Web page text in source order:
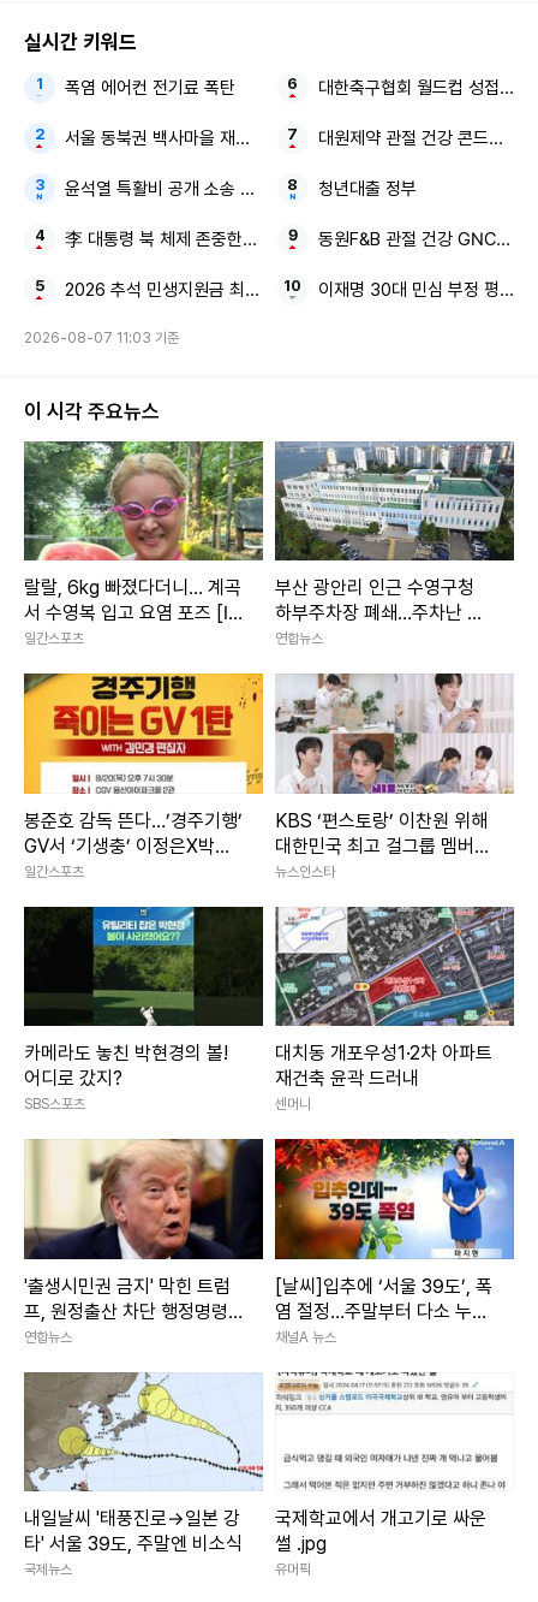
실시간 키워드
폭염 에어컨 전기료 폭탄
서울 동북권 백사마을 재개발 대단지 브랜드 아파트
윤석열 특활비 공개 소송 대법 대통령실
李 대통령 북 체제 존중한다 상대 국호 '조선'
2026 추석 민생지원금 최대 50만원 4차 지급일
대한축구협회 월드컵 성접대
대원제약 관절 건강 콘드로이
청년대출 정부
동원F&B 관절 건강 GNC 관절
이재명 30대 민심 부정 평가
2026-08-07 11:03 기준
이 시각 주요뉴스
랄랄, 6kg 빠졌다더니… 계곡
서 수영복 입고 요염 포즈 [IS
하이컷]
일간스포츠
부산 광안리 인근 수영구청
하부주차장 폐쇄…주차난 우
려
연합뉴스
봉준호 감독 뜬다…’경주기행’
GV서 ‘기생충’ 이정은X박소
담 재회
일간스포츠
KBS ‘편스토랑’ 이찬원 위해
대한민국 최고 걸그룹 멤버
출격?! 궁금증 폭발
뉴스인스타
카메라도 놓친 박현경의 볼!
어디로 갔지?
SBS스포츠
대치동 개포우성1·2차 아파트
재건축 윤곽 드러내
센머니
'출생시민권 금지' 막힌 트럼
프, 원정출산 차단 행정명령
서명(종합)
연합뉴스
[날씨]입추에 ‘서울 39도’, 폭
염 절정…주말부터 다소 누그
러져
채널A 뉴스
내일날씨 '태풍진로→일본 강
타' 서울 39도, 주말엔 비소식
국제뉴스
국제학교에서 개고기로 싸운
썰 .jpg
유머픽